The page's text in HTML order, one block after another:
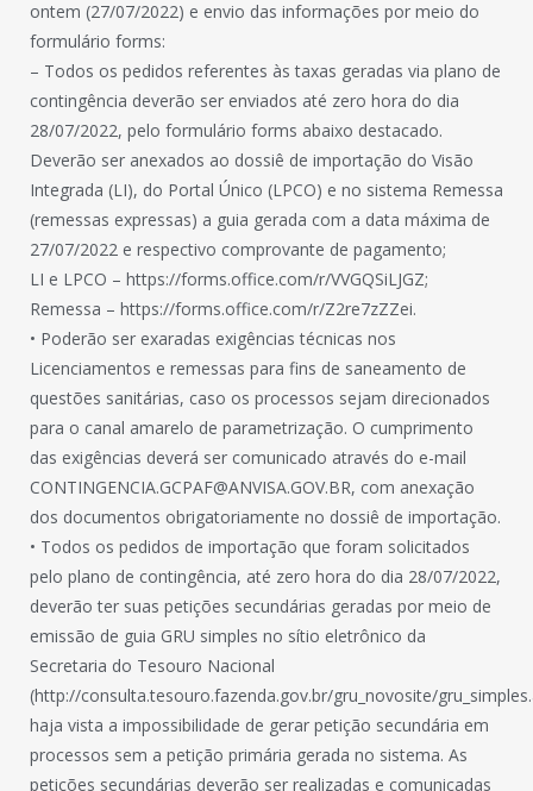
ontem (27/07/2022) e envio das informações por meio do
formulário forms:
– Todos os pedidos referentes às taxas geradas via plano de
contingência deverão ser enviados até zero hora do dia
28/07/2022, pelo formulário forms abaixo destacado.
Deverão ser anexados ao dossiê de importação do Visão
Integrada (LI), do Portal Único (LPCO) e no sistema Remessa
(remessas expressas) a guia gerada com a data máxima de
27/07/2022 e respectivo comprovante de pagamento;
LI e LPCO – https://forms.office.com/r/VVGQSiLJGZ;
Remessa – https://forms.office.com/r/Z2re7zZZei.
• Poderão ser exaradas exigências técnicas nos
Licenciamentos e remessas para fins de saneamento de
questões sanitárias, caso os processos sejam direcionados
para o canal amarelo de parametrização. O cumprimento
das exigências deverá ser comunicado através do e-mail
CONTINGENCIA.GCPAF@ANVISA.GOV.BR, com anexação
dos documentos obrigatoriamente no dossiê de importação.
• Todos os pedidos de importação que foram solicitados
pelo plano de contingência, até zero hora do dia 28/07/2022,
deverão ter suas petições secundárias geradas por meio de
emissão de guia GRU simples no sítio eletrônico da
Secretaria do Tesouro Nacional
(http://consulta.tesouro.fazenda.gov.br/gru_novosite/
haja vista a impossibilidade de gerar petição secundária em
processos sem a petição primária gerada no sistema. As
petições secundárias deverão ser realizadas e comunicadas